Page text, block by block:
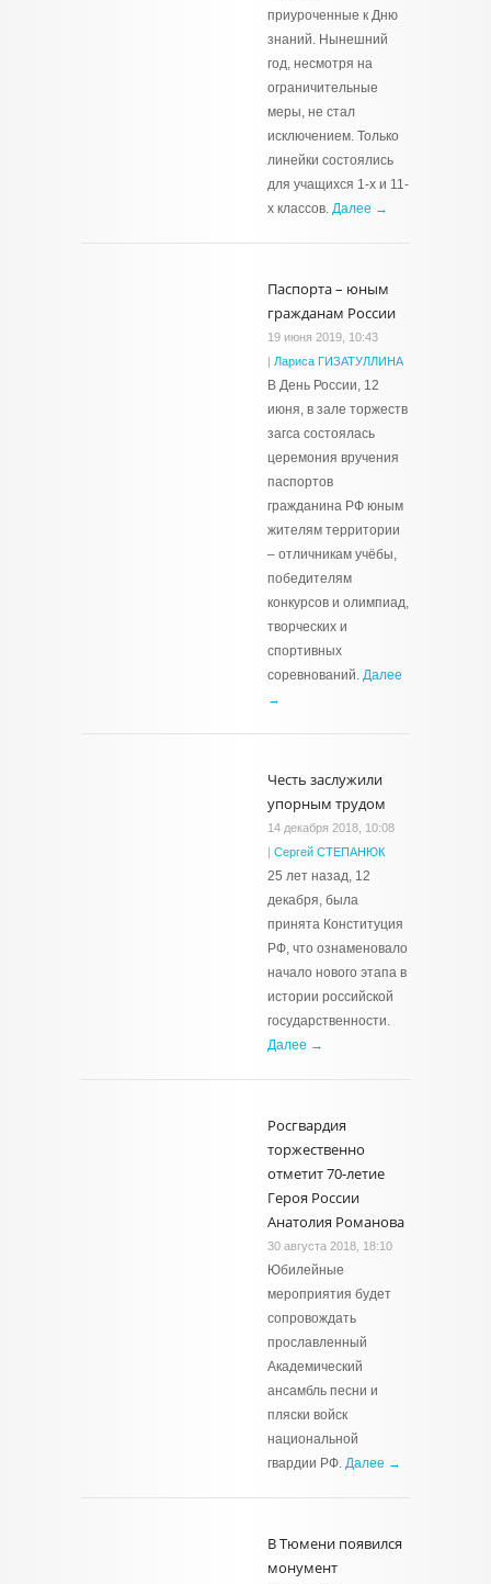
приуроченные к Дню
знаний. Нынешний
год, несмотря на
ограничительные
меры, не стал
исключением. Только
линейки состоялись
для учащихся 1-х и 11-
х классов. Далее →
Паспорта – юным
гражданам России
19 июня 2019, 10:43
| Лариса ГИЗАТУЛЛИНА
В День России, 12
июня, в зале торжеств
загса состоялась
церемония вручения
паспортов
гражданина РФ юным
жителям территории
– отличникам учёбы,
победителям
конкурсов и олимпиад,
творческих и
спортивных
соревнований. Далее
→
Честь заслужили
упорным трудом
14 декабря 2018, 10:08
| Сергей СТЕПАНЮК
25 лет назад, 12
декабря, была
принята Конституция
РФ, что ознаменовало
начало нового этапа в
истории российской
государственности.
Далее →
Росгвардия
торжественно
отметит 70-летие
Героя России
Анатолия Романова
30 августа 2018, 18:10
Юбилейные
мероприятия будет
сопровождать
прославленный
Академический
ансамбль песни и
пляски войск
национальной
гвардии РФ. Далее →
В Тюмени появился
монумент